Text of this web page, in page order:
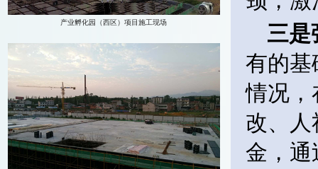
三是
有的基
情况，
改、
金，通